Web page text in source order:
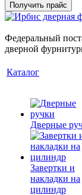
Получить прайс
Федеральный
дверной
Каталог
Дверные
Завертки и
накладки на
цилиндр